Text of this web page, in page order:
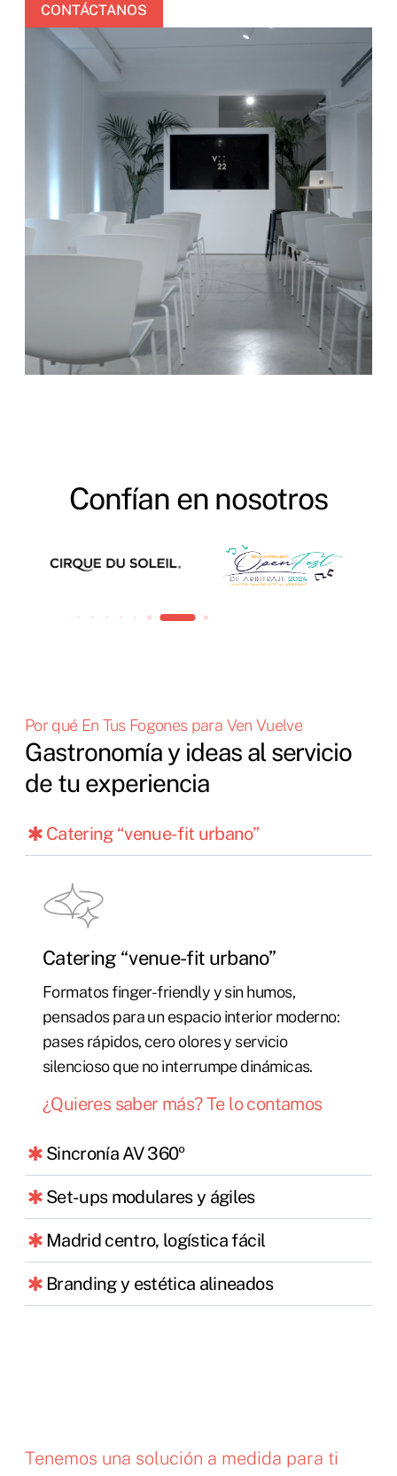
CONTÁCTANOS
Confían en nosotros
Por qué En Tus Fogones para Ven Vuelve
Gastronomía y ideas al servicio
de tu experiencia
Catering “venue-fit urbano”
Catering “venue-fit urbano”
Formatos finger-friendly y sin humos,
pensados para un espacio interior moderno:
pases rápidos, cero olores y servicio
silencioso que no interrumpe dinámicas.
¿Quieres saber más? Te lo contamos
Sincronía AV 360º
Set-ups modulares y ágiles
Madrid centro, logística fácil
Branding y estética alineados
Tenemos una solución a medida para ti